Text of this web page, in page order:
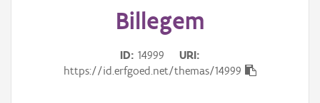
Billegem
ID 14999
URI
https://id.erfgoed.net/themas/14999